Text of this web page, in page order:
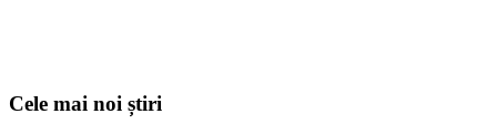
Cele mai noi știri